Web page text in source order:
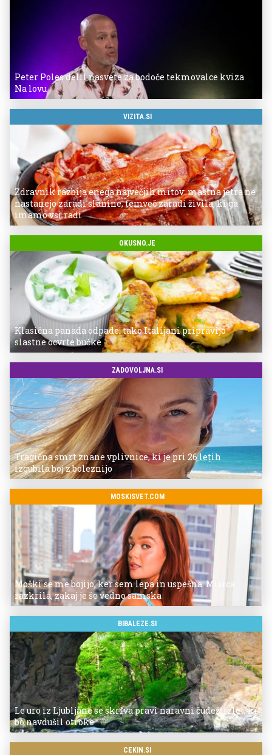
Peter Poles delil nasvete za bodoče tekmovalce kviza
Na lovu
VIZITA.SI
Zdravnik razbija enega največjih mitov: mastna jetra ne
nastanejo zaradi slanine, temveč zaradi živila, ki ga
imamo vsi radi
OKUSNO.JE
Klasična panada odpade: tako Italijani pripravijo
slastne ocvrte bučke
ZADOVOLJNA.SI
Tragična smrt znane vplivnice, ki je pri 26 letih
izgubila boj z boleznijo
MOSKISVET.COM
Moški se me bojijo, ker sem lepa in uspešna: Misica
razkrila, zakaj je še vedno samska
BIBALEZE.SI
Le uro iz Ljubljane se skriva pravi naravni čudež: izlet, ki
bo navdušil otroke
CEKIN.SI